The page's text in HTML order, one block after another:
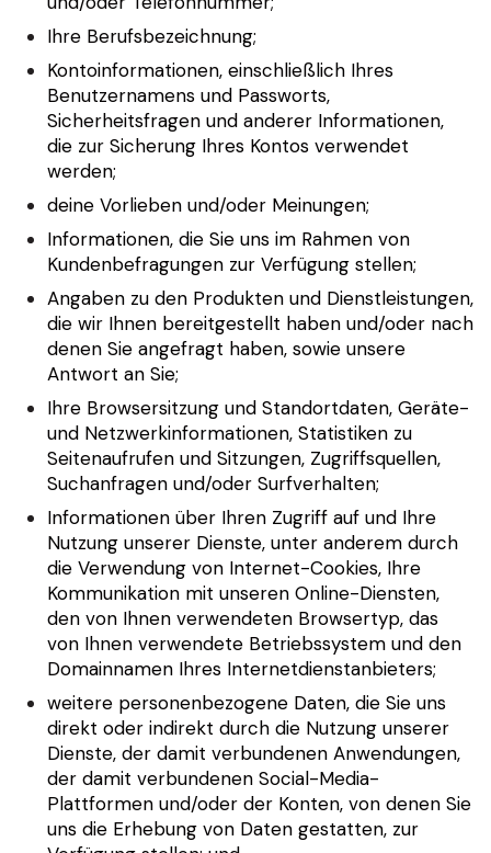
Ihre Berufsbezeichnung;
Kontoinformationen, einschließlich Ihres
Benutzernamens und Passworts,
Sicherheitsfragen und anderer Informationen,
die zur Sicherung Ihres Kontos verwendet
werden;
deine Vorlieben und/oder Meinungen;
Informationen, die Sie uns im Rahmen von
Kundenbefragungen zur Verfügung stellen;
Angaben zu den Produkten und Dienstleistungen,
die wir Ihnen bereitgestellt haben und/oder nach
denen Sie angefragt haben, sowie unsere
Antwort an Sie;
Ihre Browsersitzung und Standortdaten, Geräte-
und Netzwerkinformationen, Statistiken zu
Seitenaufrufen und Sitzungen, Zugriffsquellen,
Suchanfragen und/oder Surfverhalten;
Informationen über Ihren Zugriff auf und Ihre
Nutzung unserer Dienste, unter anderem durch
die Verwendung von Internet-Cookies, Ihre
Kommunikation mit unseren Online-Diensten,
den von Ihnen verwendeten Browsertyp, das
von Ihnen verwendete Betriebssystem und den
Domainnamen Ihres Internetdienstanbieters;
weitere personenbezogene Daten, die Sie uns
direkt oder indirekt durch die Nutzung unserer
Dienste, der damit verbundenen Anwendungen,
der damit verbundenen Social-Media-
Plattformen und/oder der Konten, von denen Sie
uns die Erhebung von Daten gestatten, zur